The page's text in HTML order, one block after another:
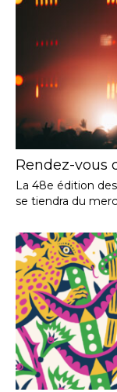
Rendez-vous
La 48e édition
se tiendra du